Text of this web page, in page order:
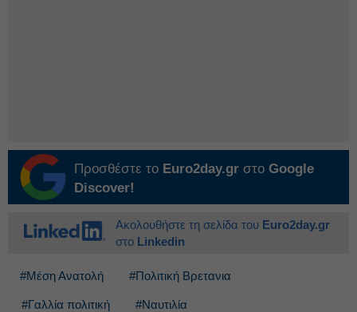
Προσθέστε το Euro2day.gr στο Google
Discover!
Ακολουθήστε τη σελίδα του Euro2day.gr
στο Linkedin
#Μέση Ανατολή #Πολιτική Βρετανια
#Γαλλία πολιτική #Ναυτιλία